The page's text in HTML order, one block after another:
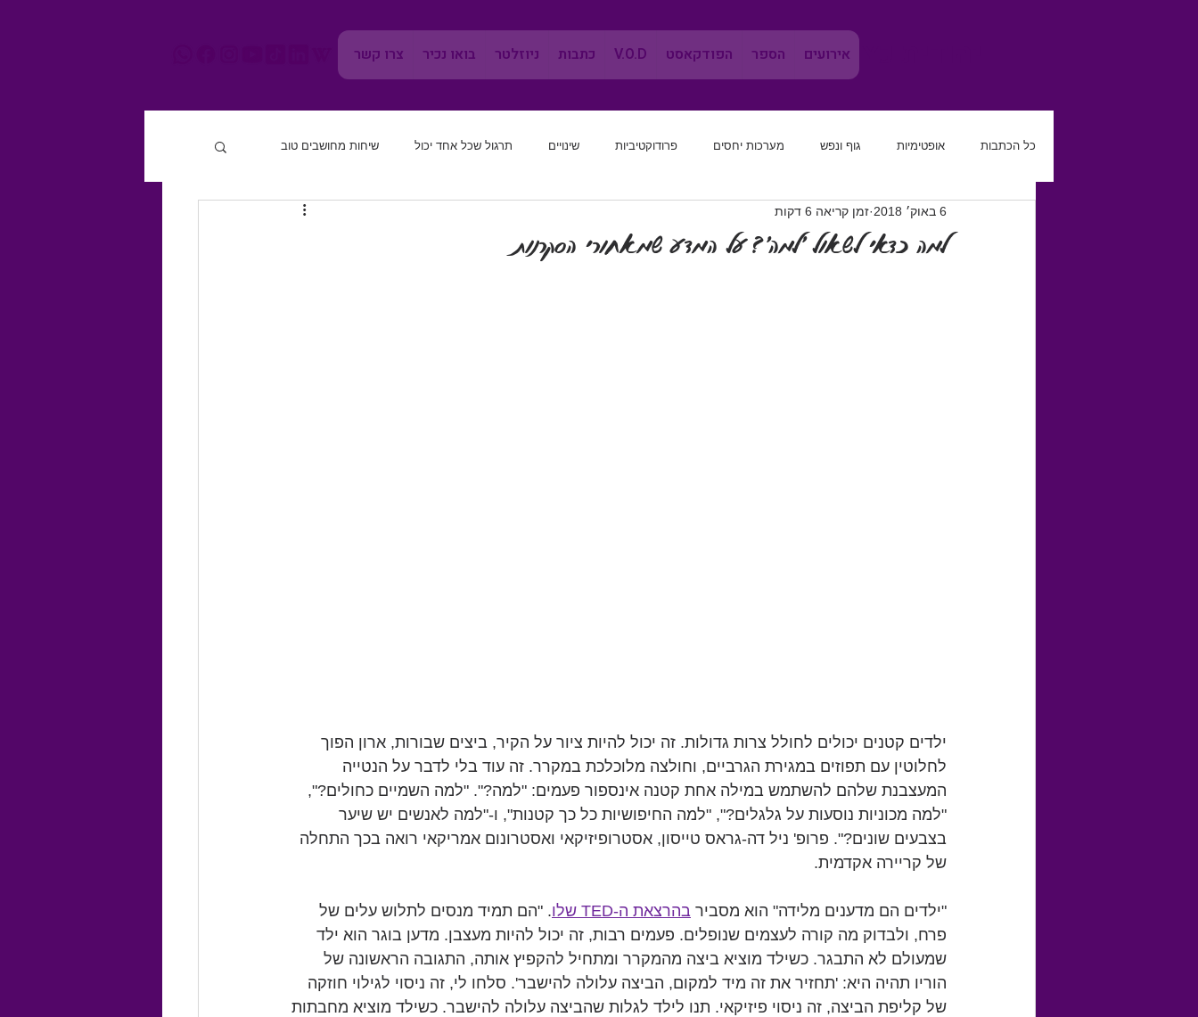
אירועים הספר הפודקאסט V.O.D כתבות ניוזלטר בואו נכיר צרו קשר
כל הכתבות אופטימיות גוף ונפש מערכות יחסים פרודוקטיביות שינויים תרגול שכל אחד יכול שיחות מחושבים טוב
משמעת עצמית להגביר את הטוב
למה כדאי לשאול ׳למה׳? על המדע שמאחורי הסקרנות
6 באוק׳ 2018 זמן קריאה 6 דקות
ילדים קטנים יכולים לחולל צרות גדולות. זה יכול להיות ציור על הקיר, ביצים שבורות, ארון הפוך
לחלוטין עם תפוזים במגירת הגרביים, וחולצה מלוכלכת במקרר. זה עוד בלי לדבר על הנטייה
המעצבנת שלהם להשתמש במילה אחת קטנה אינספור פעמים: "למה?". "למה השמיים כחולים?",
"למה מכוניות נוסעות על גלגלים?", "למה החיפושיות כל כך קטנות", ו-"למה לאנשים יש שיער
בצבעים שונים?". פרופ' ניל דה-גראס טייסון, אסטרופיזיקאי ואסטרונום אמריקאי רואה בכך התחלה
של קריירה אקדמית.
"ילדים הם מדענים מלידה" הוא מסביר בהרצאת ה-TED שלו
. "הם תמיד מנסים לתלוש עלים של
פרח, ולבדוק מה קורה לעצמים שנופלים. פעמים רבות, זה יכול להיות מעצבן. מדען בוגר הוא ילד
שמעולם לא התבגר. כשילד מוציא ביצה מהמקרר ומתחיל להקפיץ אותה, התגובה הראשונה של
הוריו תהיה היא: 'תחזיר את זה מיד למקום, הביצה עלולה להישבר'. סלחו לי, זה ניסוי לגילוי חוזקה
של קליפת הביצה, זה ניסוי פיזיקאי. תנו לילד לגלות שהביצה עלולה להישבר. כשילד מוציא מחבתות